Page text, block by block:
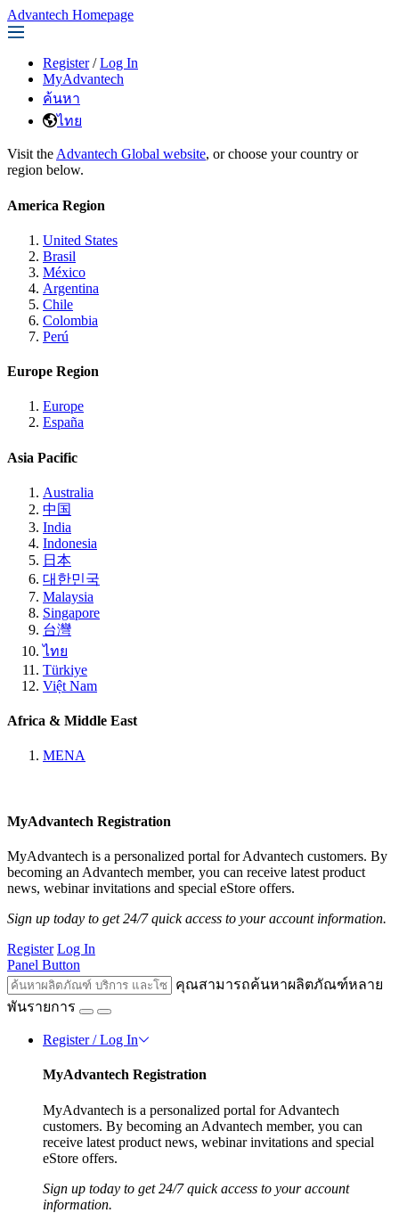
Advantech Homepage
Register / Log In
MyAdvantech
ค้นหา
ไทย
Visit the Advantech Global website, or choose your country or
region below.
America Region
United States
Brasil
México
Argentina
Chile
Colombia
Perú
Europe Region
Europe
España
Asia Pacific
Australia
中国
India
Indonesia
日本
대한민국
Malaysia
Singapore
台灣
ไทย
Türkiye
Việt Nam
Africa & Middle East
MENA
MyAdvantech Registration
MyAdvantech is a personalized portal for Advantech customers. By
becoming an Advantech member, you can receive latest product
news, webinar invitations and special eStore offers.
Sign up today to get 24/7 quick access to your account information.
Register Log In
Panel Button
คุณสามารถค้นหาผลิตภัณฑ์หลาย
พันรายการ
Register / Log In
MyAdvantech Registration
MyAdvantech is a personalized portal for Advantech
customers. By becoming an Advantech member, you can
receive latest product news, webinar invitations and special
eStore offers.
Sign up today to get 24/7 quick access to your account
information.